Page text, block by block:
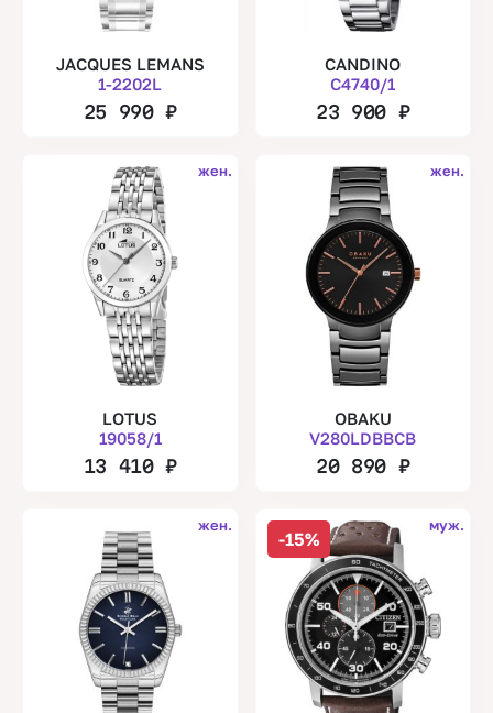
JACQUES LEMANS
1-2202L
25 990₽
CANDINO
C4740/1
23 900 ₽
жен.
LOTUS
19058/1
13 410₽
жен.
OBAKU
V280LDBBCB
20 890 ₽
жен.
-15%
муж.